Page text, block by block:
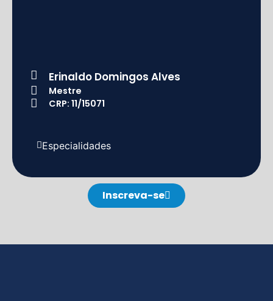
Erinaldo Domingos Alves
Mestre
CRP: 11/15071
Especialidades
Inscreva-se